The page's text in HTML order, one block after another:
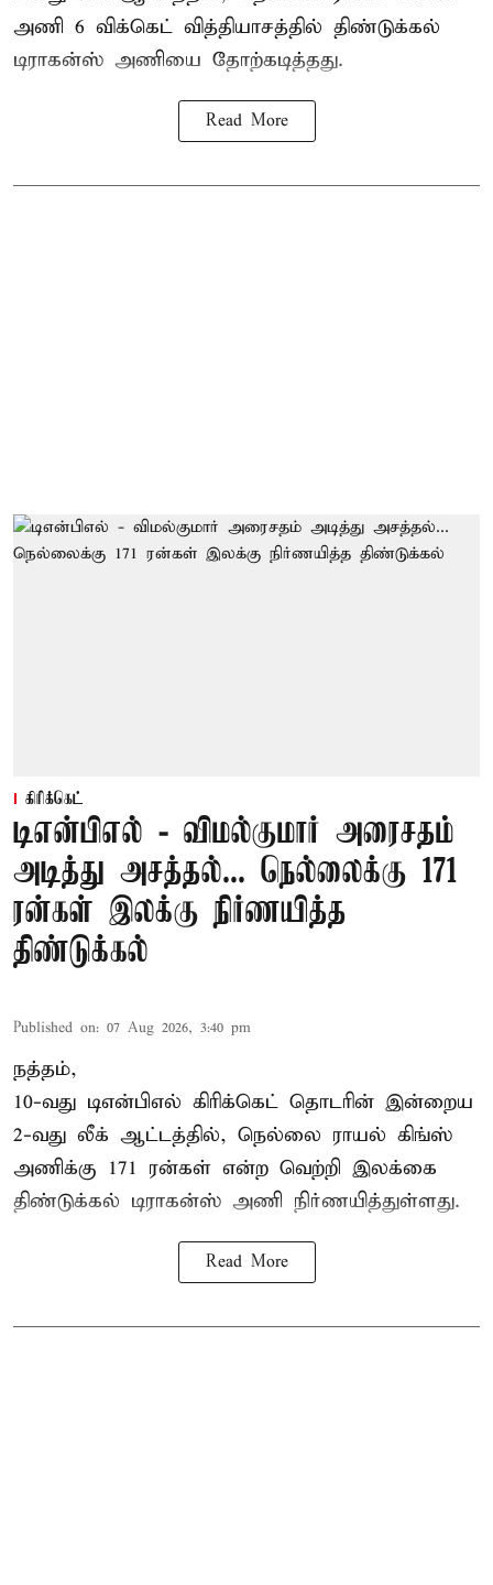
அணி 6 விக்கெட் வித்தியாசத்தில் திண்டுக்கல்
டிராகன்ஸ் அணியை தோற்கடித்தது.
Read More
கிரிக்கெட்
டிஎன்பிஎல் - விமல்குமார் அரைசதம்
அடித்து அசத்தல்... நெல்லைக்கு 171
ரன்கள் இலக்கு நிர்ணயித்த
திண்டுக்கல்
Published on: 07 Aug 2026, 3:40 pm
நத்தம்,
10-வது டிஎன்பிஎல் கிரிக்கெட் தொடரின் இன்றைய
2-வது லீக் ஆட்டத்தில், நெல்லை ராயல் கிங்ஸ்
அணிக்கு 171 ரன்கள் என்ற வெற்றி இலக்கை
திண்டுக்கல் டிராகன்ஸ் அணி நிர்ணயித்துள்ளது.
Read More